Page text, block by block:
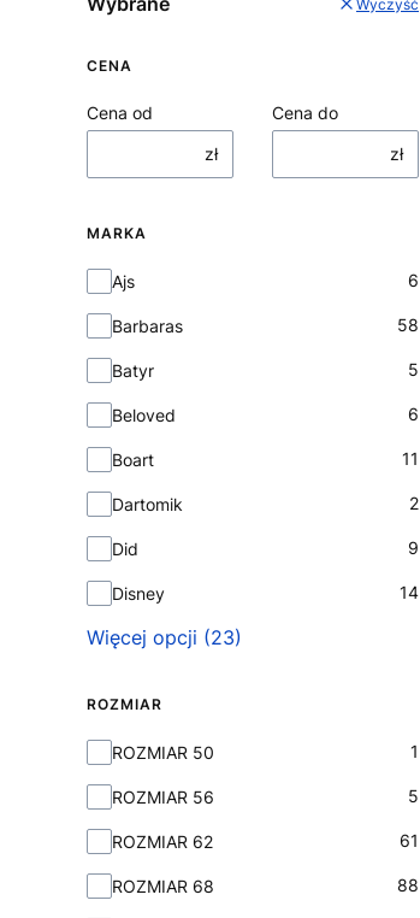
Wyczyść
CENA
Cena od
zł
Cena do
zł
MARKA
Marka
Ajs 6
Barbaras 58
Batyr 5
Beloved 6
Boart 11
Dartomik 2
Did 9
Disney 14
Więcej opcji (23)
ROZMIAR
Rozmiar
ROZMIAR 50 1
ROZMIAR 56 5
ROZMIAR 62 61
ROZMIAR 68 88